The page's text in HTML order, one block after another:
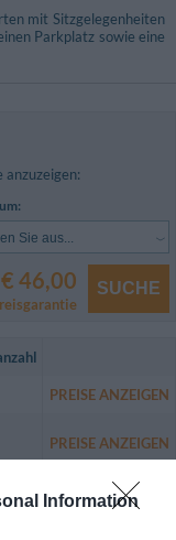
Information
mit Sitzgelegenheiten
Parkplatz sowie eine
anzuzeigen:
Sie aus...
€ 46,00 SUCHE
PREISE ANZEIGEN
PREISE ANZEIGEN
PREISE ANZEIGEN